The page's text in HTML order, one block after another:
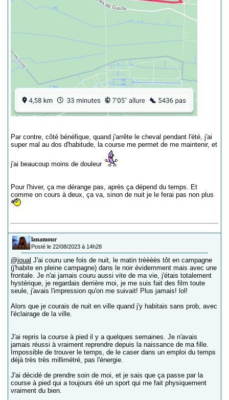
Par contre, côté bénéfique, quand j'arrête le cheval pendant l'été, j'ai
super mal au dos d'habitude, la course me permet de me maintenir, et
j'ai beaucoup moins de douleur
Pour l'hiver, ça me dérange pas, après ça dépend du temps. Et
comme on cours à deux, ça va, sinon de nuit je le ferai pas non plus
lanamour
Posté le 22/08/2023 à 14h28
@joual J'ai couru une fois de nuit, le matin trèèèès tôt en campagne
(j'habite en pleine campagne) dans le noir évidemment mais avec une
frontale. Je n'ai jamais couru aussi vite de ma vie, j'étais totalement
hystérique, je regardais derrière moi, je me suis fait des film toute
seule, j'avais l'impression qu'on me suivait! Plus jamais! lol!
Alors que je courais de nuit en ville quand j'y habitais sans prob, avec
l'éclairage de la ville.
J'ai repris la course à pied il y a quelques semaines. Je n'avais
jamais réussi à vraiment reprendre depuis la naissance de ma fille.
Impossible de trouver le temps, de le caser dans un emploi du temps
déjà très très millimétré, pas l'énergie.
J'ai décidé de prendre soin de moi, et je sais que ça passe par la
course à pied qui a toujours été un sport qui me fait physiquement
vraiment du bien.